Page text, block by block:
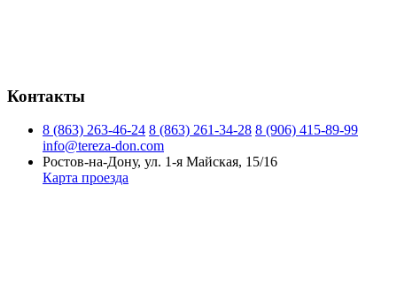
Контакты
8 (863) 263-46-24 8 (863) 261-34-28 8 (906) 415-89-99
info@tereza-don.com
Ростов-на-Дону, ул. 1-я Майская, 15/16
Карта проезда